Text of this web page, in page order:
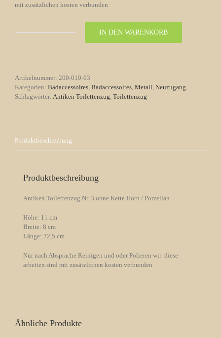
mit zusätzlichen kosten verbunden
Porzellan
Menge
IN DEN WARENKORB
Artikelnummer: 200-019-03
Kategorien: Badaccessoires, Badaccessoires, Metall, Neuzugang
Schlagwörter: Antiken Toilettenzug, Toilettenzug
Produktbeschreibung
Produktbeschreibung
Antiken Toilettenzug Nr. 3 ohne Kette Horn / Porzellan
Höhe: 11 cm
Breite: 8 cm
Länge: 22,5 cm
Nur nach Absprache Reinigen und oder Polieren wir diese
arbeiten sind mit zusätzlichen kosten verbunden
Ähnliche Produkte